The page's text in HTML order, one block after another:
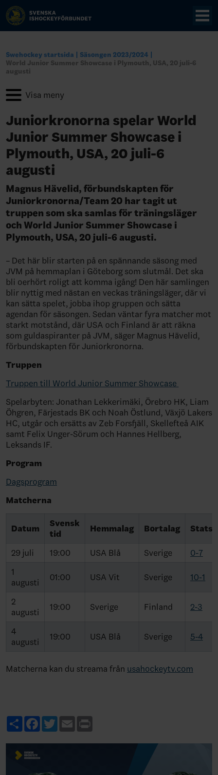
Swehockey startsida
Säsongen 2023/2024
World Junior Summer Showcase i Plymouth, USA, 20 juli-6
augusti
Juniorkronorna spelar World
Junior Summer Showcase i
Plymouth, USA, 20 juli-6
augusti
Magnus Hävelid, förbundskapten för
Juniorkronorna/Team 20 har tagit ut
truppen som ska samlas för träningsläger
och World Junior Summer Showcase i
Plymouth, USA, 20 juli-6 augusti.
– Det här blir starten på en spännande säsong med
JVM på hemmaplan i Göteborg som slutmål. Det ska
bli oerhört roligt att komma igång! Den här samlingen
blir nyttig med nästan en veckas träningsläger, där vi
kan sätta spelet, jobba ihop gruppen och sätta
agendan för säsongen. Sedan väntar fyra matcher mot
starkt motstånd, där USA och Finland är att räkna
som guldaspiranter på JVM, säger Magnus Hävelid,
förbundskapten för Juniorkronorna.
Truppen
Truppen till World Junior Summer Showcase
Spelarbyten: Jonathan Lekkerimäki, Örebro HK, Liam
Öhgren, Färjestads BK och Noah Östlund, Växjö Lakers
HC, utgår och ersätts av Zeb Forsfjäll, Skellefteå AIK
samt Felix Unger-Sörum och Hannes Hellberg,
Leksands IF.
Program
Dagsprogram
Matcherna
Datum
Svensk
tid
Hemmalag Bortalag Stats
29 juli 19:00 USA Blå Sverige
0-7
1
augusti
01:00 USA Vit Sverige 10-1
2
augusti
19:00 Sverige Finland 2-3
4
augusti
19:00 USA Blå Sverige 5-4
Matcherna kan du streama från usahockeytv.com
ShareFacebook
TwitterEmail